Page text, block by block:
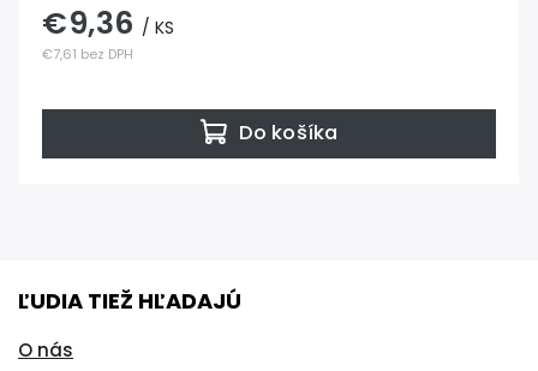
€7,61 bez DPH
€9,36 / KS
Do košíka
ĽUDIA TIEŽ HĽADAJÚ
O nás